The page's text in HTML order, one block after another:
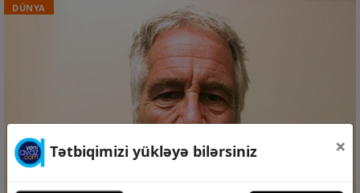
DÜNYA
Tətbiqimizi yükləyə bilərsiniz ×